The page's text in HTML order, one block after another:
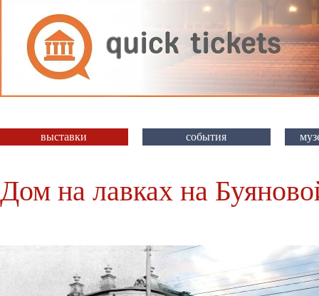
выставки события
Дом на лавках на